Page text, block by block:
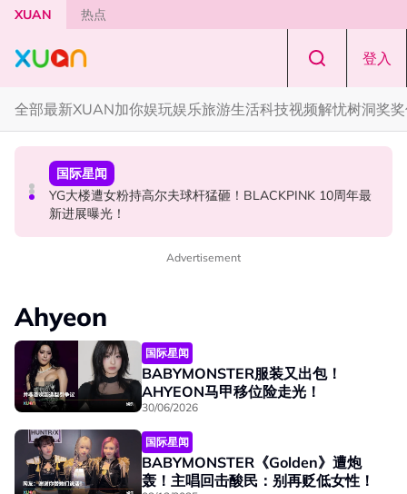
Skip to main content
XUAN 热点
登入
全部最新XUAN加你娱玩娱乐旅游生活科技视频解忧树洞奖
国际星闻
BLACKPINK 10周年安排混乱！JISOO发文向BLINK道歉！
中港台新
中国《歌手2026》 “歌王之战” 成绩出炉！胡彦斌夺得歌王
宝座！
国际星闻
YG大楼遭女粉持高尔夫球杆猛砸！BLACKPINK 10周年最
新进展曝光！
Advertisement
Ahyeon
国际星闻
BABYMONSTER服装又出包！
AHYEON马甲移位险走光！
30/06/2026
国际星闻
BABYMONSTER《Golden》遭炮
轰！主唱回击酸民：别再贬低女性！